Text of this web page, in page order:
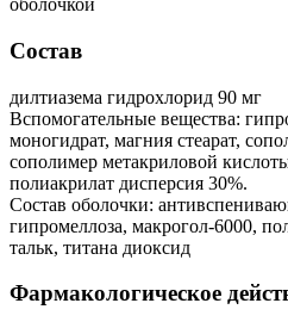
оболочкой
Состав
дилтиазема гидрохлорид 90 мг
Вспомогательные вещества:
моногидрат, магния стеарат,
сополимер метакриловой
полиакрилат дисперсия 30%.
Состав оболочки:
гипромеллоза, макрогол-6000,
тальк, титана диоксид
Фармакологическое